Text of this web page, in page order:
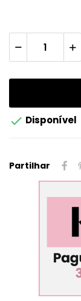
 Disponível
Partilhar